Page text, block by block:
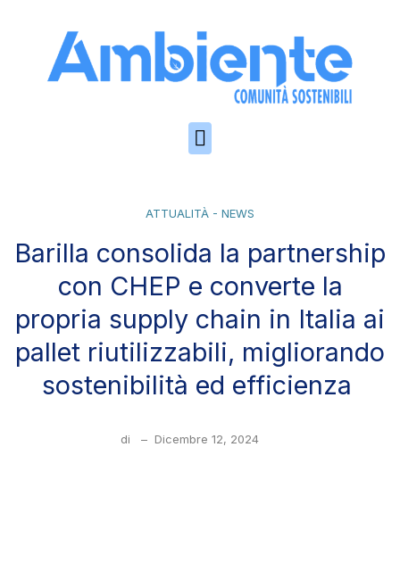
ATTUALITÀ - NEWS
Barilla consolida la partnership
con CHEP e converte la
propria supply chain in Italia ai
pallet riutilizzabili, migliorando
sostenibilità ed efficienza
di – Dicembre 12, 2024